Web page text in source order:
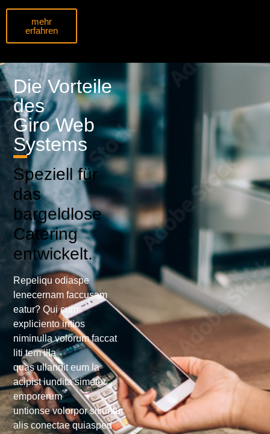
mehr
erfahren
Die Vorteile
des
Giro Web
Systems
Speziell für
das
bargeldlose
Catering
entwickelt.
Repeliqu odiaspe
lenecernam faccusam
eatur? Qui cum
expliciento intios
niminulla volorum faccat
liti tem illa
quas ullandit eum la
acipist iundita simetur
emporerum
untionse volorpor sitiuntur
alis conectae quiasped